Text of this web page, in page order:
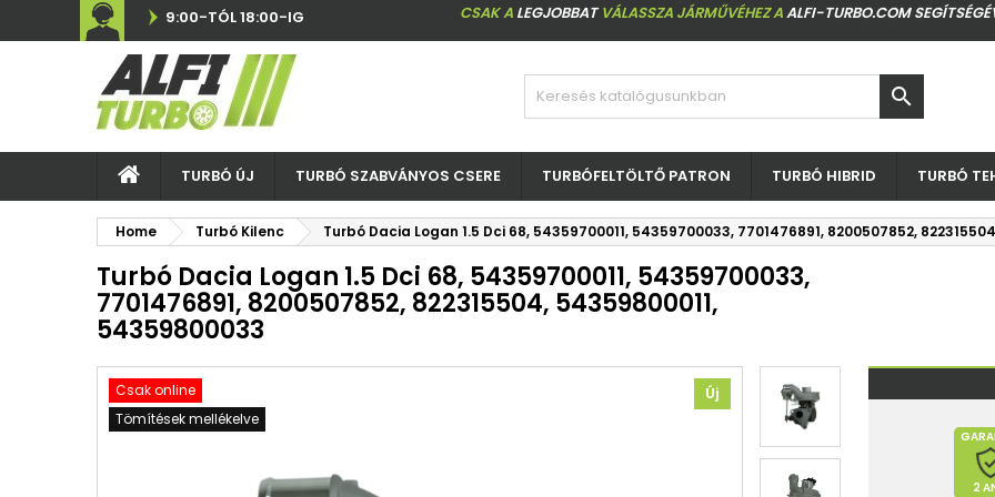
9:00-TÓL 18:00-IG CSAK A LEGJOBBATVÁLASSZA JÁRMŰVÉHEZ AALFI-TURBO.COM

TURBÓ ÚJ TURBÓ SZABVÁNYOS CSERE TURBÓFELTÖLTŐ PATRON TURBÓ HIBRID TURBÓ
Home Turbó Kilenc Turbó Dacia Logan 1.5 Dci 68, 54359700011, 54359700033, 7701476891, 8200507852,
Turbó Dacia Logan 1.5 Dci 68, 54359700011, 54359700033,
7701476891, 8200507852, 822315504, 54359800011,
54359800033
Csak online
Tömítések mellékelve
Új
2